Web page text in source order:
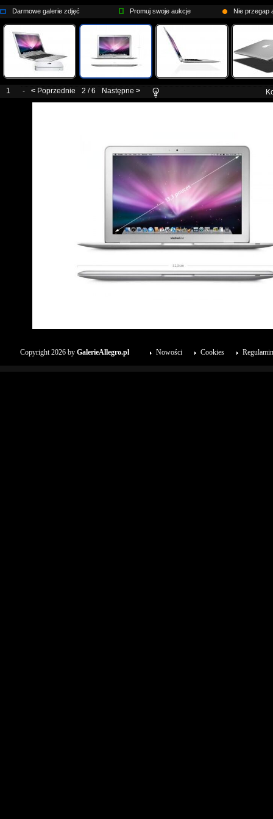
Darmowe galerie zdjęć Promuj swoje aukcje Nie przegap
1 - < Poprzednie 2 / 6 Następne >
Copyright 2026 by GalerieAllegro.pl Regulamin
Cookies
Nowości